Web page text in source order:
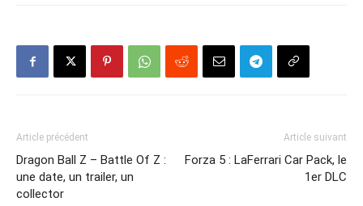
Article précédent
Dragon Ball Z – Battle Of Z :
une date, un trailer, un
collector
Article suivant
Forza 5 : LaFerrari Car Pack, le
1er DLC